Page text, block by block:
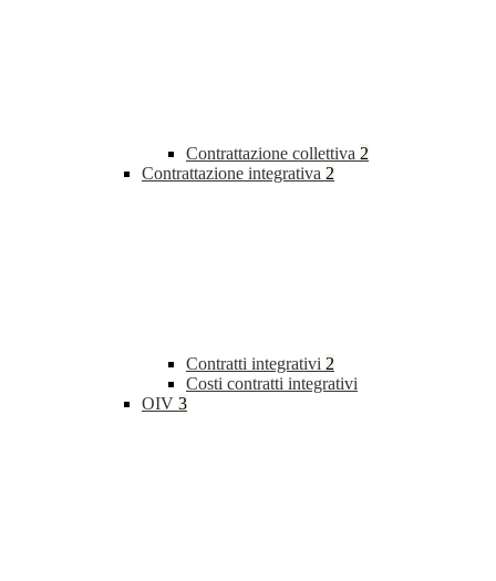
Contrattazione collettiva 2
Contrattazione integrativa 2
Contratti integrativi 2
Costi contratti integrativi
OIV 3